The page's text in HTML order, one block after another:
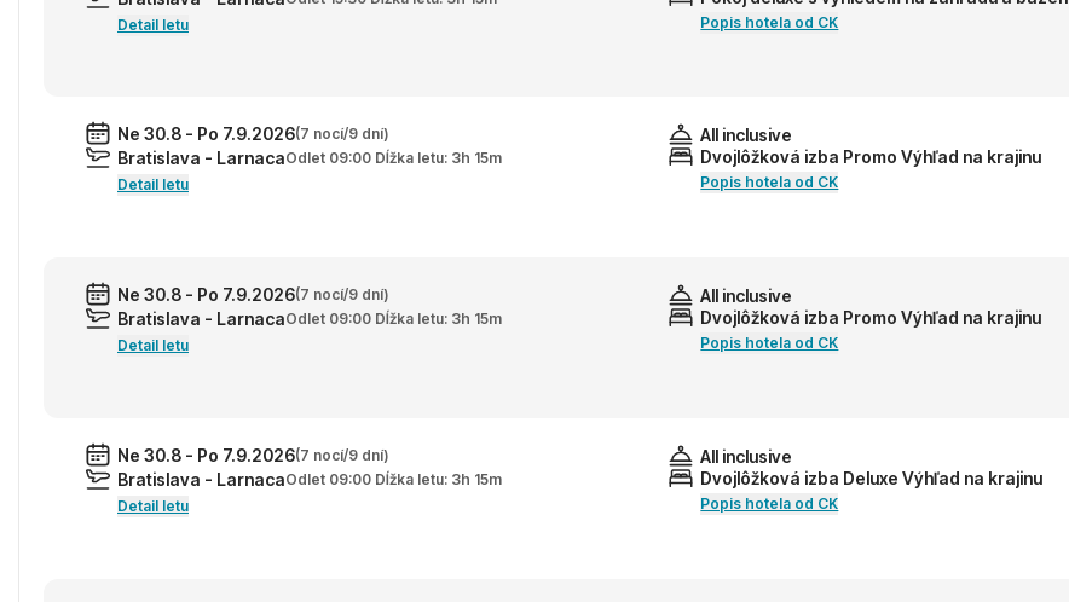
Detail letu
Popis hotela od CK
Ne 30.8 - Po 7.9.2026(7 nocí/9 dní)
Bratislava - LarnacaOdlet 09:00 Dĺžka letu: 3h 15m
Detail letu
All inclusive
Dvojlôžková izba Promo Výhľad na krajinu
Popis hotela od CK
Ne 30.8 - Po 7.9.2026(7 nocí/9 dní)
Bratislava - LarnacaOdlet 09:00 Dĺžka letu: 3h 15m
Detail letu
All inclusive
Dvojlôžková izba Promo Výhľad na krajinu
Popis hotela od CK
Ne 30.8 - Po 7.9.2026(7 nocí/9 dní)
Bratislava - LarnacaOdlet 09:00 Dĺžka letu: 3h 15m
Detail letu
All inclusive
Dvojlôžková izba Deluxe Výhľad na krajinu
Popis hotela od CK